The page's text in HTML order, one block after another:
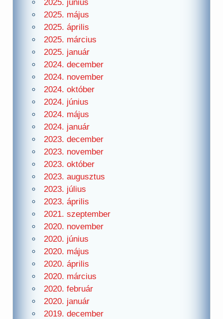
2025. június
2025. május
2025. április
2025. március
2025. január
2024. december
2024. november
2024. október
2024. június
2024. május
2024. január
2023. december
2023. november
2023. október
2023. augusztus
2023. július
2023. április
2021. szeptember
2020. november
2020. június
2020. május
2020. április
2020. március
2020. február
2020. január
2019. december